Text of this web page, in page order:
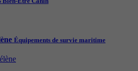
Équipements de survie maritime